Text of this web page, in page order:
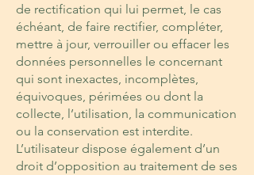
de rectification qui lui permet, le cas
échéant, de faire rectifier, compléter,
mettre à jour, verrouiller ou effacer les
données personnelles le concernant
qui sont inexactes, incomplètes,
équivoques, périmées ou dont la
collecte, l’utilisation, la communication
ou la conservation est interdite.
L’utilisateur dispose également d’un
droit d’opposition au traitement de ses